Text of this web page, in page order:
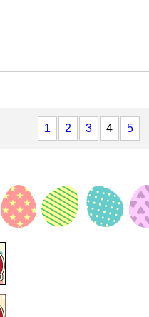
1 2 3 4 5